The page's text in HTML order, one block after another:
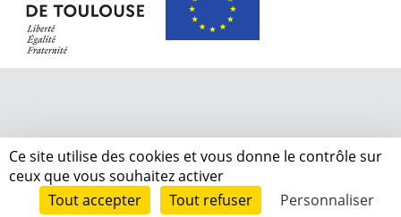
Ce site utilise des cookies et vous donne le contrôle sur
ceux que vous souhaitez activer
Tout accepter
Tout refuser Personnaliser